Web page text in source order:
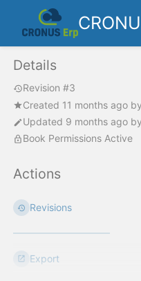
Details
Revision #3
Created 11 months ago by
Updated 9 months ago by
Book Permissions Active
Actions
Revisions
Export